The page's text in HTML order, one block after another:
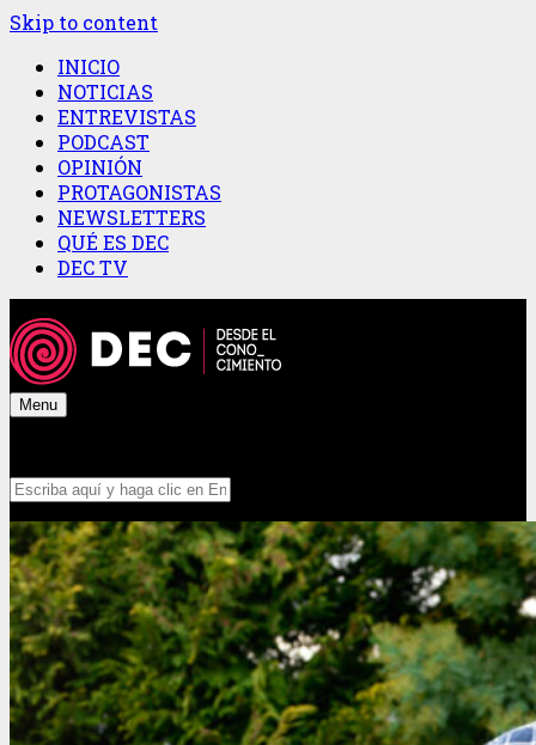
Skip to content
INICIO
NOTICIAS
ENTREVISTAS
PODCAST
OPINIÓN
PROTAGONISTAS
NEWSLETTERS
QUÉ ES DEC
DEC TV
Menu